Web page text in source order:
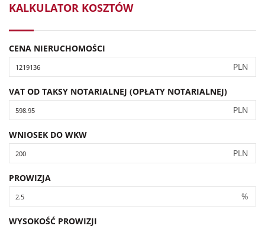
KALKULATOR KOSZTÓW
CENA NIERUCHOMOŚCI
PLN
VAT OD TAKSY NOTARIALNEJ (OPŁATY NOTARIALNEJ)
PLN
WNIOSEK DO WKW
PLN
PROWIZJA
%
WYSOKOŚĆ PROWIZJI